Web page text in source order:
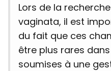
Lors de la
vaginata, il est
du fait que ces
être plus rares
soumises à une